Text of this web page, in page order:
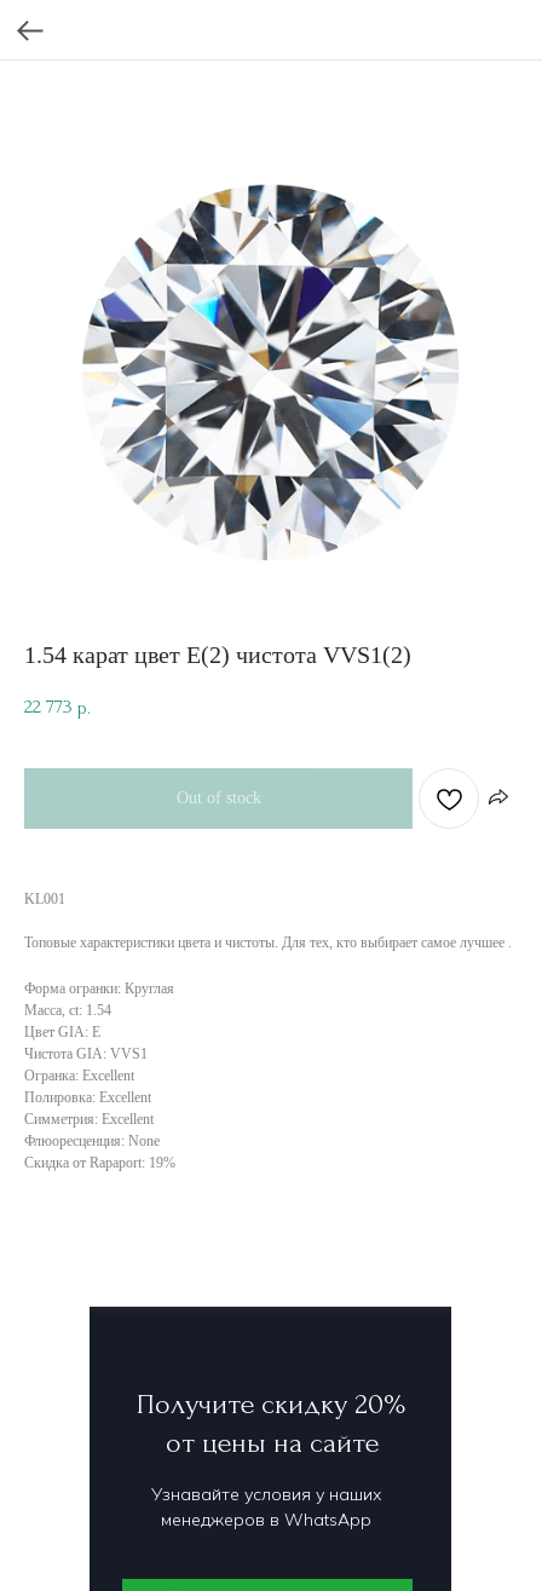
1.54 карат цвет E(2) чистота VVS1(2)
22 773 р.
Out of stock
KL001
Топовые характеристики цвета и чистоты. Для тех, кто выбирает самое лучшее .
Форма огранки: Круглая
Масса, ct: 1.54
Цвет GIA: E
Чистота GIA: VVS1
Огранка: Excellent
Полировка: Excellent
Симметрия: Excellent
Флюоресценция: None
Скидка от Rapaport: 19%
Получите скидку 20%
от цены на сайте
Узнавайте условия у наших
менеджеров в WhatsApp